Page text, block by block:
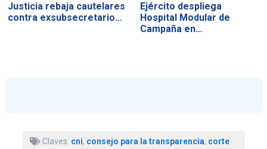
Justicia rebaja cautelares
contra exsubsecretario…
Ejército despliega
Hospital Modular de
Campaña en…
Claves: cni, consejo para la transparencia, corte